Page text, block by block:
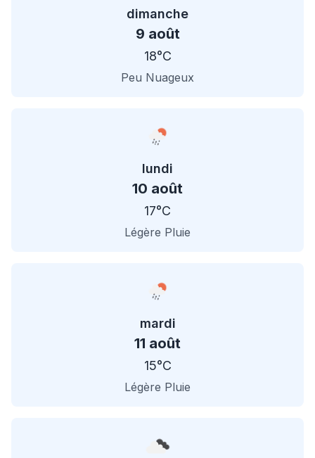
dimanche
9 août
18°C
Peu Nuageux
lundi
10 août
17°C
Légère Pluie
mardi
11 août
15°C
Légère Pluie